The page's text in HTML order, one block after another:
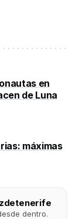
en
de Luna
máximas
dentro.